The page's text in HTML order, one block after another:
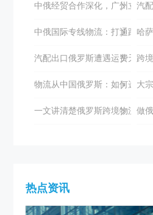
中俄经贸合作深化，广州立德
汽
中俄国际专线物流：打通跨境
哈
汽配出口俄罗斯遭遇运费天价
跨
物流从中国俄罗斯：如何选择
大
一文讲清楚俄罗斯跨境物流专线
做
热点资讯